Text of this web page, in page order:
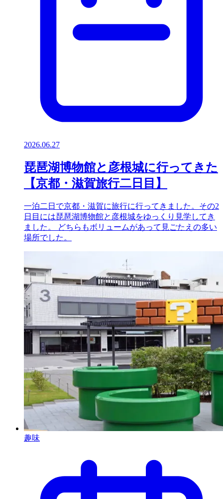
2026.06.27
琵琶湖博物館と彦根城に行ってきた
【京都・滋賀旅行二日目】
一泊二日で京都・滋賀に旅行に行ってきました。その2
日目には琵琶湖博物館と彦根城をゆっくり見学してき
ました。 どちらもボリュームがあって見ごたえの多い
場所でした。
趣味